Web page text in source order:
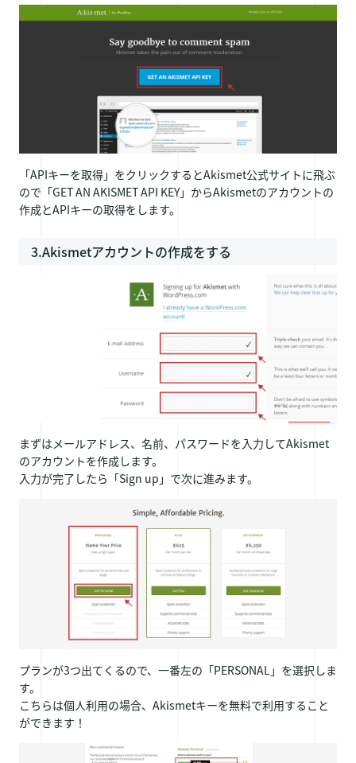
「APIキーを取得」をクリックするとAkismet公式サイトに飛ぶ
ので「GET AN AKISMET API KEY」からAkismetのアカウントの
作成とAPIキーの取得をします。
3.Akismetアカウントの作成をする
まずはメールアドレス、名前、パスワードを入力してAkismet
のアカウントを作成します。
入力が完了したら「Sign up」で次に進みます。
プランが3つ出てくるので、一番左の「PERSONAL」を選択しま
す。
こちらは個人利用の場合、Akismetキーを無料で利用すること
ができます！